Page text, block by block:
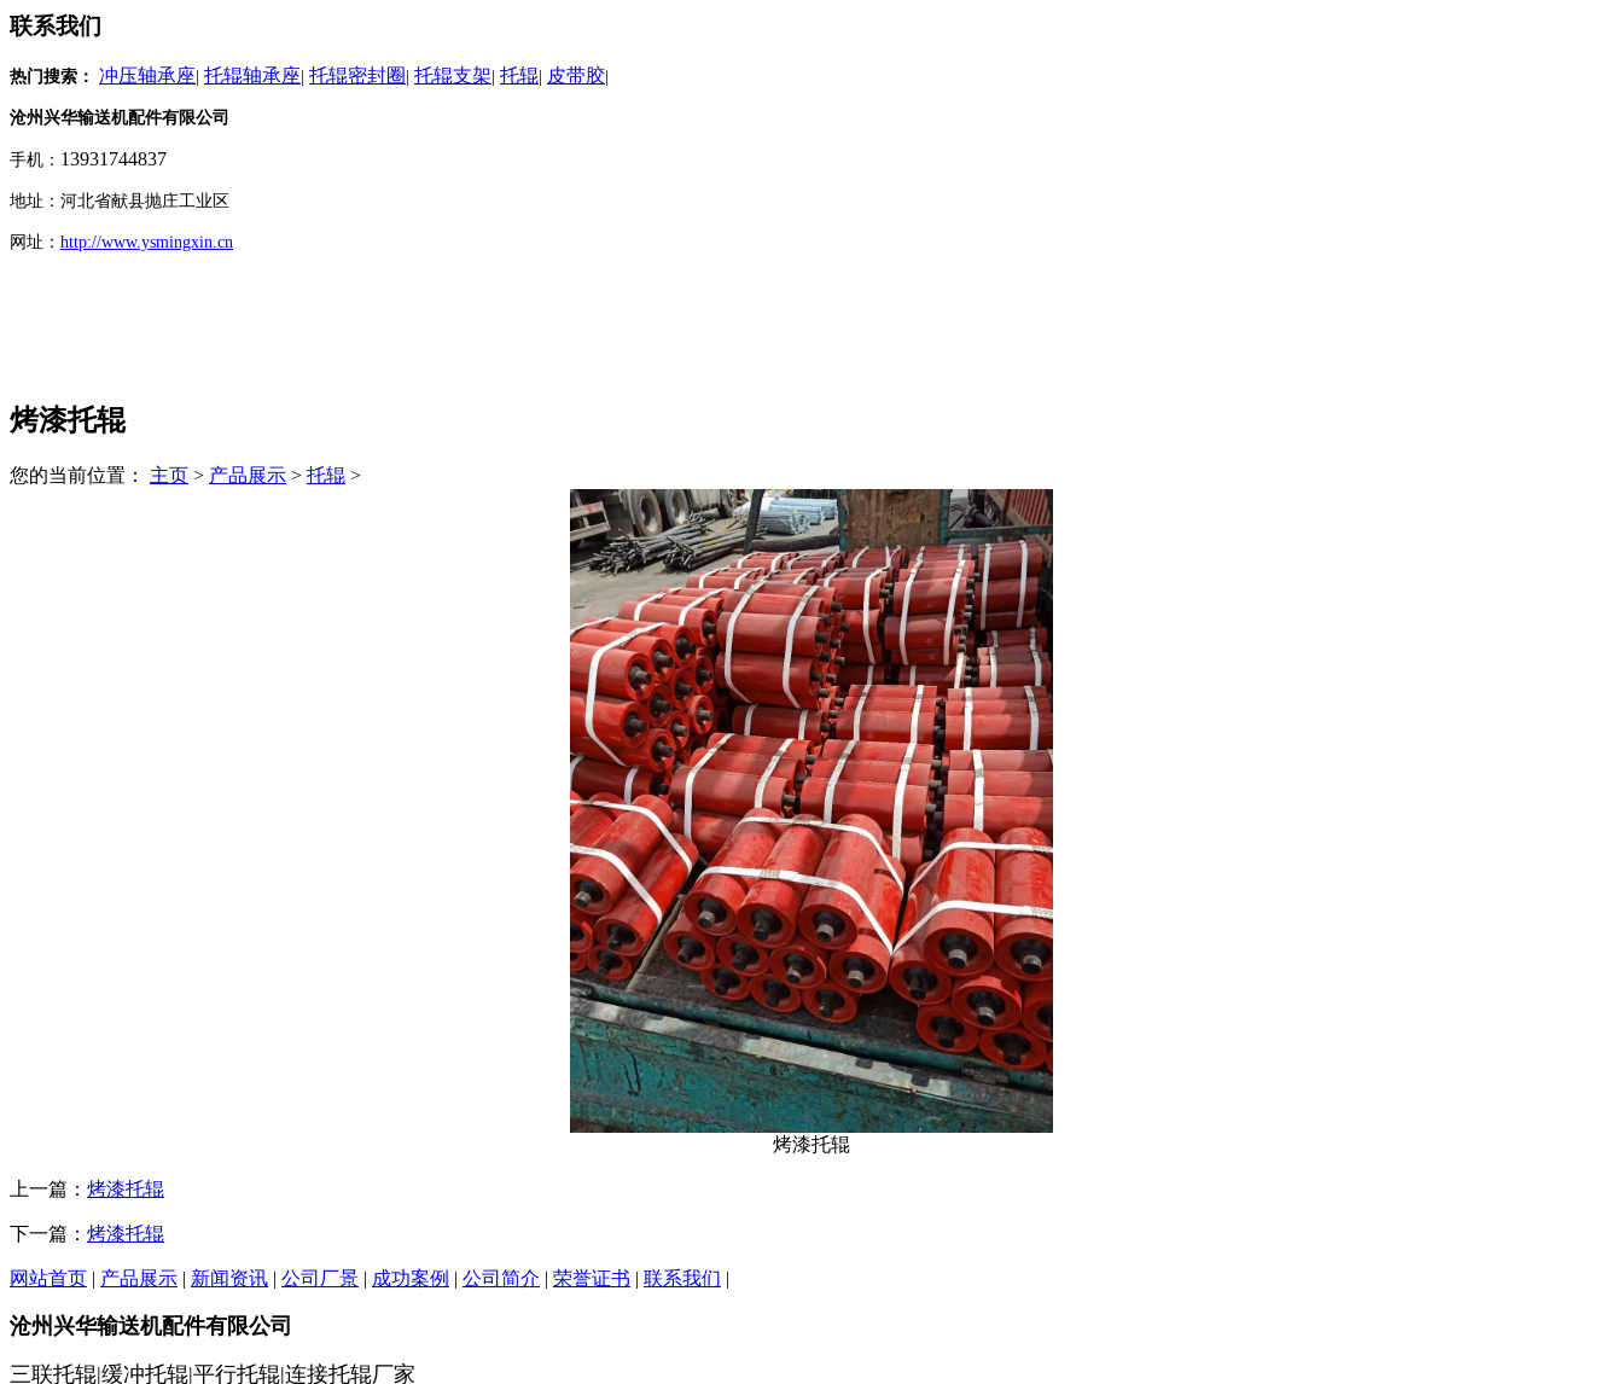
联系我们
热门搜索： 冲压轴承座 托辊轴承座 托辊密封圈 托辊支架 托辊 皮带胶
沧州兴华输送机配件有限公司
手机： 13931744837
地址：河北省献县抛庄工业区
网址： http://www.ysmingxin.cn
烤漆托辊
您的当前位置： 主页 > 产品展示 > 托辊 >
烤漆托辊
上一篇： 烤漆托辊
下一篇： 烤漆托辊
网站首页 | 产品展示 | 新闻资讯 | 公司厂景 | 成功案例 | 公司简介 | 荣誉证书 | 联系我们 |
沧州兴华输送机配件有限公司
三联托辊|缓冲托辊|平行托辊|连接托辊厂家